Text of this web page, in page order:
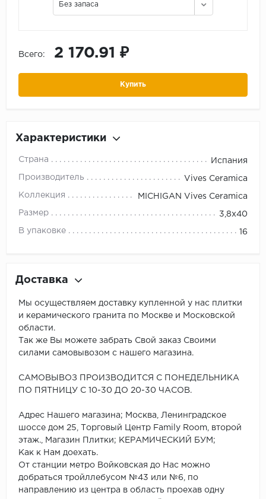
Без запаса
Всего: 2 170.91 ₽
Купить
Характеристики
Страна Испания
Производитель Vives Ceramica
Коллекция MICHIGAN Vives Ceramica
Размер 3,8х40
В упаковке 16
Доставка
Мы осуществляем доставку купленной у нас плитки
и керамического гранита по Москве и Московской
области.
Так же Вы можете забрать Свой заказ Своими
силами самовывозом с нашего магазина.
САМОВЫВОЗ ПРОИЗВОДИТСЯ С ПОНЕДЕЛЬНИКА
ПО ПЯТНИЦУ С 10-30 ДО 20-30 ЧАСОВ.
Адрес Нашего магазина; Москва, Ленинградское
шоссе дом 25, Торговый Центр Family Room, второй
этаж., Магазин Плитки; КЕРАМИЧЕСКИЙ БУМ;
Как к Нам доехать.
От станции метро Войковская до Нас можно
добраться тройллебусом №43 или №6, по
направлению из центра в область проехав одну